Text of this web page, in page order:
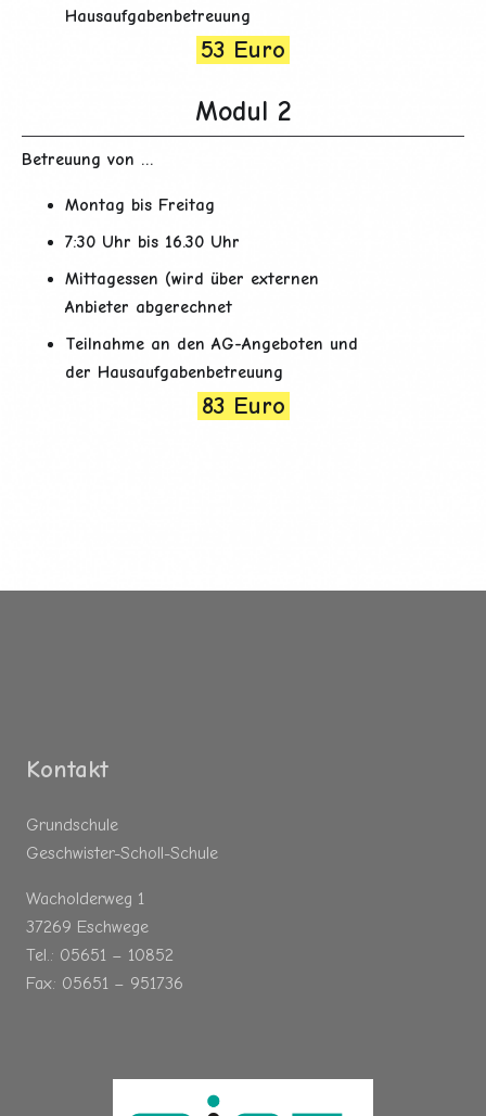
Hausaufgabenbetreuung
53 Euro
Modul 2
Betreuung von …
Montag bis Freitag
7:30 Uhr bis 16.30 Uhr
Mittagessen (wird über externen
Anbieter abgerechnet
Teilnahme an den AG-Angeboten und
der Hausaufgabenbetreuung
83 Euro
Kontakt
Grundschule
Geschwister-Scholl-Schule
Wacholderweg 1
37269 Eschwege
Tel.: 05651 – 10852
Fax: 05651 – 951736